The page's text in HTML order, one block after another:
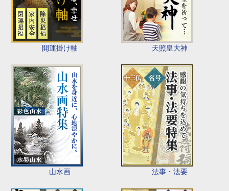
開運掛け軸 天照皇大神
山水画 法事・法要